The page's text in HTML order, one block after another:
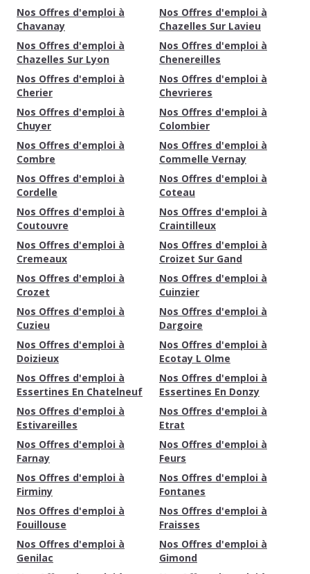
Nos Offres d'emploi à
Chavanay
Nos Offres d'emploi à
Chazelles Sur Lavieu
Nos Offres d'emploi à
Chazelles Sur Lyon
Nos Offres d'emploi à
Chenereilles
Nos Offres d'emploi à
Cherier
Nos Offres d'emploi à
Chevrieres
Nos Offres d'emploi à
Chuyer
Nos Offres d'emploi à
Colombier
Nos Offres d'emploi à
Combre
Nos Offres d'emploi à
Commelle Vernay
Nos Offres d'emploi à
Cordelle
Nos Offres d'emploi à
Coteau
Nos Offres d'emploi à
Coutouvre
Nos Offres d'emploi à
Craintilleux
Nos Offres d'emploi à
Cremeaux
Nos Offres d'emploi à
Croizet Sur Gand
Nos Offres d'emploi à
Crozet
Nos Offres d'emploi à
Cuinzier
Nos Offres d'emploi à
Cuzieu
Nos Offres d'emploi à
Dargoire
Nos Offres d'emploi à
Doizieux
Nos Offres d'emploi à
Ecotay L Olme
Nos Offres d'emploi à
Essertines En Chatelneuf
Nos Offres d'emploi à
Essertines En Donzy
Nos Offres d'emploi à
Estivareilles
Nos Offres d'emploi à
Etrat
Nos Offres d'emploi à
Farnay
Nos Offres d'emploi à
Feurs
Nos Offres d'emploi à
Firminy
Nos Offres d'emploi à
Fontanes
Nos Offres d'emploi à
Fouillouse
Nos Offres d'emploi à
Fraisses
Nos Offres d'emploi à
Genilac
Nos Offres d'emploi à
Gimond